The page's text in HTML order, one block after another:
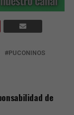
PUCONINOS
de